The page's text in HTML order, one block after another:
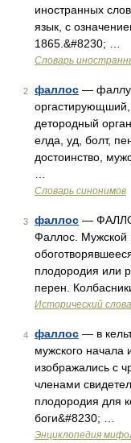
иностранных
язык, с
1865.&#8230; …
Словарь
2 фаллос —
оргастирующший,
детородный
елда, уд, болт,
достоинство,
Словарь синонимов
3 фаллос —
Фаллос. Мужской
плодородия или
перен.
Исторический
4 фаллос — в
мужского начала
изображались с
членами
плодородия для
боги&#8230; …
Энциклопедия